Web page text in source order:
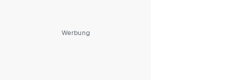
Werbung